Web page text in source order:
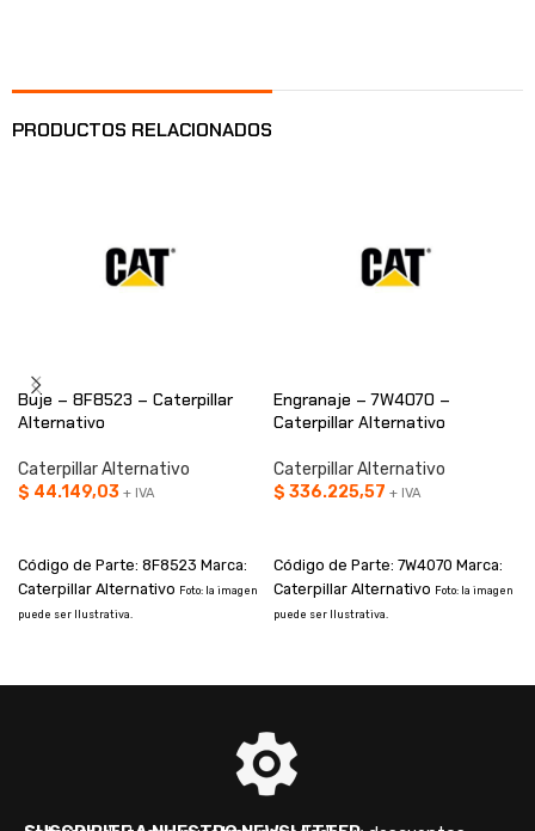
PRODUCTOS RELACIONADOS
Buje – 8F8523 – Caterpillar
Alternativo
Caterpillar Alternativo
$ 44.149,03 + IVA
Código de Parte: 8F8523 Marca:
Caterpillar Alternativo Foto: la imagen
puede ser Ilustrativa.
Engranaje – 7W4070 –
Caterpillar Alternativo
Caterpillar Alternativo
$ 336.225,57 + IVA
Código de Parte: 7W4070 Marca:
Caterpillar Alternativo Foto: la imagen
puede ser Ilustrativa.